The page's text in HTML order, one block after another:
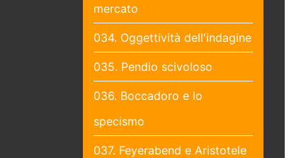
mercato
034. Oggettività dell'indagine
035. Pendio scivoloso
036. Boccadoro e lo
specismo
037. Feyerabend e Aristotele